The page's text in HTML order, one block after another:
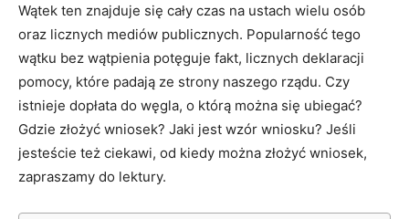
Wątek ten znajduje się cały czas na ustach wielu osób
oraz licznych mediów publicznych. Popularność tego
wątku bez wątpienia potęguje fakt, licznych deklaracji
pomocy, które padają ze strony naszego rządu. Czy
istnieje dopłata do węgla, o którą można się ubiegać?
Gdzie złożyć wniosek? Jaki jest wzór wniosku? Jeśli
jesteście też ciekawi, od kiedy można złożyć wniosek,
zapraszamy do lektury.